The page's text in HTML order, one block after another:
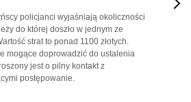
policjanci wyjaśniają okoliczności
do której doszło w jednym ze
strat to ponad 1100 złotych.
mogące doprowadzić do ustalenia
jest o pilny kontakt z
postępowanie.